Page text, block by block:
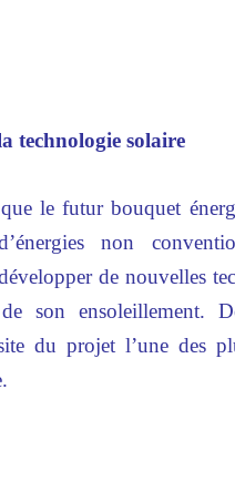
technologie solaire
le futur bouquet
non
de nouvelles
son ensoleillement.
du projet l’une des